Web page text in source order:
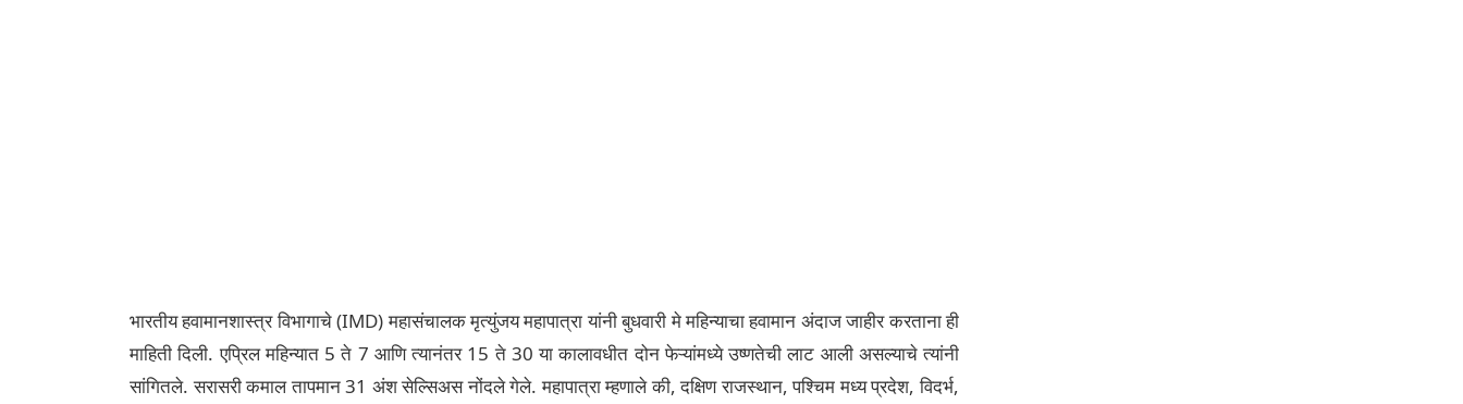
भारतीय हवामानशास्त्र विभागाचे (IMD) महासंचालक मृत्युंजय महापात्रा यांनी बुधवारी मे महिन्याचा हवामान अंदाज जाहीर करताना ही
माहिती दिली. एप्रिल महिन्यात 5 ते 7 आणि त्यानंतर 15 ते 30 या कालावधीत दोन फेऱ्यांमध्ये उष्णतेची लाट आली असल्याचे त्यांनी
सांगितले. सरासरी कमाल तापमान 31 अंश सेल्सिअस नोंदले गेले. महापात्रा म्हणाले की, दक्षिण राजस्थान, पश्चिम मध्य प्रदेश, विदर्भ,